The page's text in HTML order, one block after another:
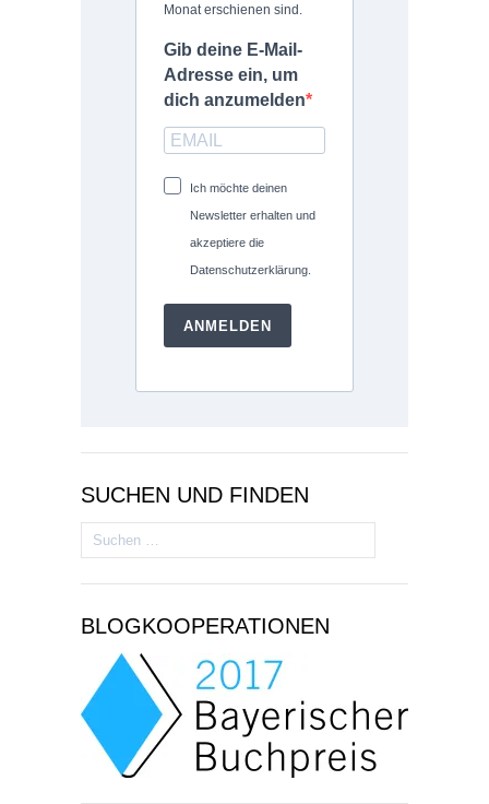
Monat erschienen sind.
Gib deine E-Mail-
Adresse ein, um
dich anzumelden
Ich möchte deinen
Newsletter erhalten und
akzeptiere die
Datenschutzerklärung.
ANMELDEN
SUCHEN UND FINDEN
Suchen
nach:
BLOGKOOPERATIONEN